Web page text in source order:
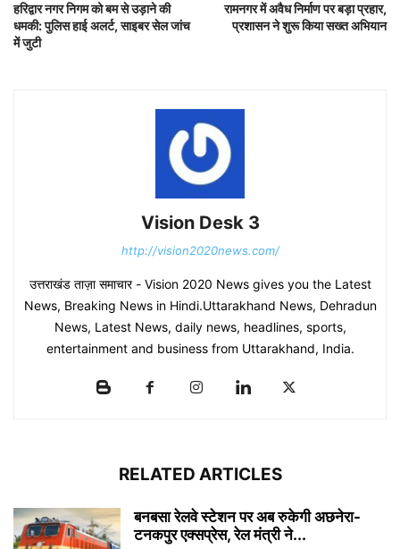
हरिद्वार नगर निगम को बम से उड़ाने की
धमकी: पुलिस हाई अलर्ट, साइबर सेल जांच
में जुटी
रामनगर में अवैध निर्माण पर बड़ा प्रहार,
प्रशासन ने शुरू किया सख्त अभियान
Vision Desk 3
http://vision2020news.com/
उत्तराखंड ताज़ा समाचार - Vision 2020 News gives you the Latest
News, Breaking News in Hindi.Uttarakhand News, Dehradun
News, Latest News, daily news, headlines, sports,
entertainment and business from Uttarakhand, India.
RELATED ARTICLES
बनबसा रेलवे स्टेशन पर अब रुकेगी अछनेरा-
टनकपुर एक्सप्रेस, रेल मंत्री ने...